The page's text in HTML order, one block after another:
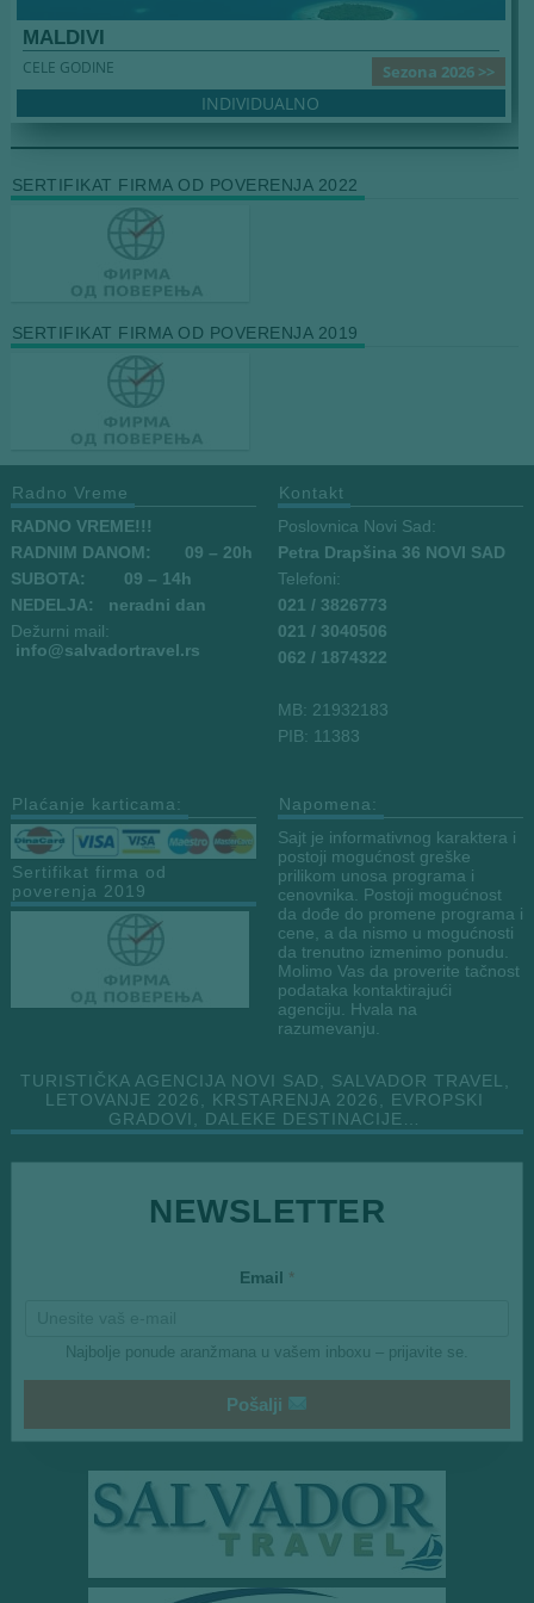
MALDIVI
Sezona 2026 >>
CELE GODINE
INDIVIDUALNO
SERTIFIKAT FIRMA OD POVERENJA 2022
SERTIFIKAT FIRMA OD POVERENJA 2019
Radno Vreme
RADNO VREME!!!
RADNIM DANOM:
09 – 20h
SUBOTA: 09 – 14h
NEDELJA: neradni dan
Dežurni mail:
info@salvadortravel.rs
Kontakt
Poslovnica Novi Sad:
Petra Drapšina 36 NOVI SAD
Telefoni:
021 / 3826773
021 / 3040506
062 / 1874322
MB: 21932183
PIB: 11383
Plaćanje karticama:
Sertifikat firma od
poverenja 2019
Napomena:
Sajt je informativnog karaktera i
postoji mogućnost greške
prilikom unosa programa i
cenovnika. Postoji mogućnost
da dođe do promene programa i
cene, a da nismo u mogućnosti
da trenutno izmenimo ponudu.
Molimo Vas da proverite tačnost
podataka kontaktirajući
agenciju. Hvala na
razumevanju.
TURISTIČKA AGENCIJA NOVI SAD, SALVADOR TRAVEL,
LETOVANJE 2026, KRSTARENJA 2026, EVROPSKI
GRADOVI, DALEKE DESTINACIJE…
m
a
E
NEWSLETTER
Email *
Najbolje ponude aranžmana u vašem inboxu – prijavite se.
Pošalji